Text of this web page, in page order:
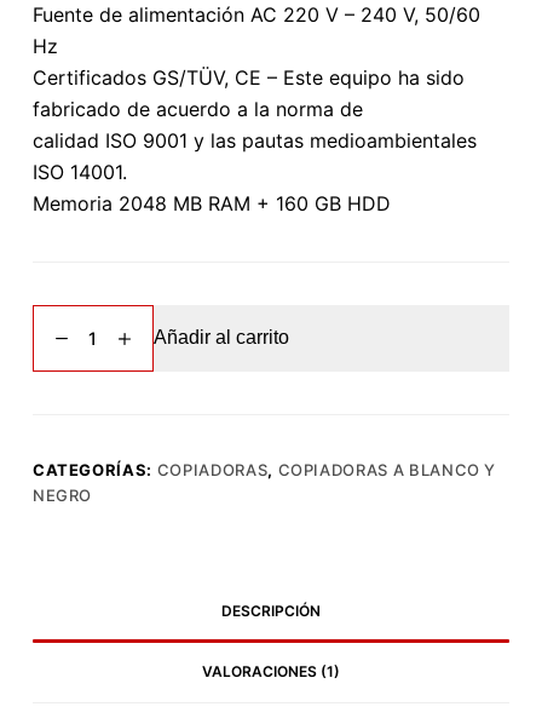
Fuente de alimentación AC 220 V – 240 V, 50/60
Hz
Certificados GS/TÜV, CE – Este equipo ha sido
fabricado de acuerdo a la norma de
calidad ISO 9001 y las pautas medioambientales
ISO 14001.
Memoria 2048 MB RAM + 160 GB HDD
TaskAlfa
3501i
Añadir al carrito
CATEGORÍAS: COPIADORAS, COPIADORAS A BLANCO Y
NEGRO
DESCRIPCIÓN
VALORACIONES (1)